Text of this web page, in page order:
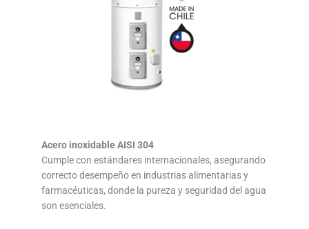
Acero inoxidable AISI 304
Cumple con estándares internacionales, asegurando
correcto desempeño en industrias alimentarias y
farmacéuticas, donde la pureza y seguridad del agua
son esenciales.